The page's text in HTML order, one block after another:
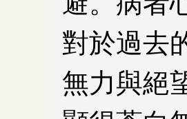
對於過去
無力與絕